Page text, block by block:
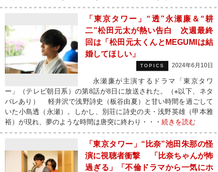
「東京タワー」“透”永瀬廉＆“耕
二”松田元太が熱い告白 次週最終
回は「松田元太くんとMEGUMIは結
婚してほしい」
TOPICS 2024年6月10日
永瀬廉が主演するドラマ「東京タワ
ー」（テレビ朝日系）の第8話が8日に放送された。（※以下、ネタ
バレあり） 軽井沢で浅野詩史（板谷由夏）と甘い時間を過ごして
いた小島透（永瀬）。しかし、別荘に詩史の夫・浅野英雄（甲本雅
裕）が現れ、夢のような時間は唐突に終わり・・・ 続きを読む
「東京タワー」“比奈”池田朱那の怪
演に視聴者衝撃 「比奈ちゃんが怖
過ぎる」「不倫ドラマから一気にホ